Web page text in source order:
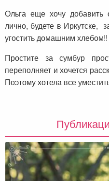
Ольга еще хочу
лично, будете в Иркутске,
угостить домашним хлебом!!
Простите за сумбур
переполняет и хочется
Поэтому хотела все